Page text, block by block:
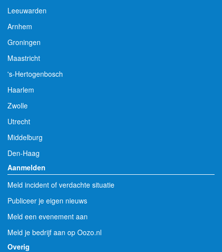
Leeuwarden
Arnhem
Groningen
Maastricht
's-Hertogenbosch
Haarlem
Zwolle
Utrecht
Middelburg
Den-Haag
Aanmelden
Meld incident of verdachte situatie
Publiceer je eigen nieuws
Meld een evenement aan
Meld je bedrijf aan op Oozo.nl
Overig